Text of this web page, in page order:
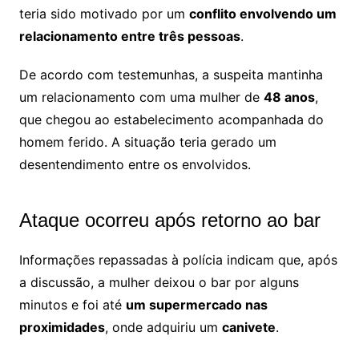
teria sido motivado por um conflito envolvendo um
relacionamento entre três pessoas.
De acordo com testemunhas, a suspeita mantinha
um relacionamento com uma mulher de 48 anos,
que chegou ao estabelecimento acompanhada do
homem ferido. A situação teria gerado um
desentendimento entre os envolvidos.
Ataque ocorreu após retorno ao bar
Informações repassadas à polícia indicam que, após
a discussão, a mulher deixou o bar por alguns
minutos e foi até um supermercado nas
proximidades, onde adquiriu um canivete.